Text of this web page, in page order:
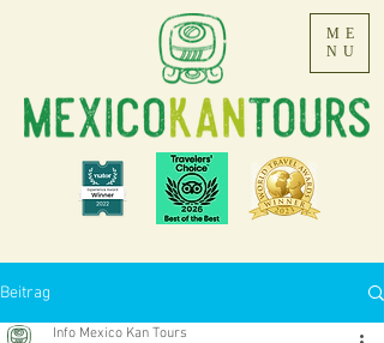
ME
NU
Beitrag
Info Mexico Kan Tours